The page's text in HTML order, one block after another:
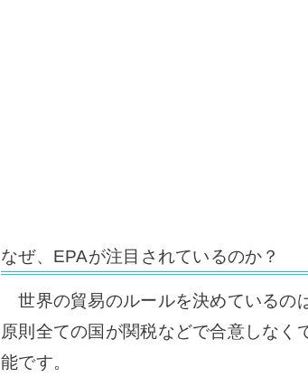
なぜ、EPAが注目されているのか？
世界の貿易のルールを決めているの
原則全ての国が関税などで合意しなく
能です。